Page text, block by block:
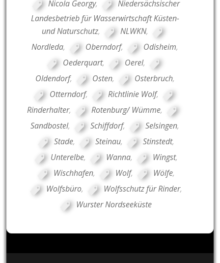
Nicola Georgy,
Niedersächsischer
Landesbetrieb für Wasserwirtschaft Küsten-
und Naturschutz, NLWKN,
Nordleda, Oberndorf, Odisheim,
Oederquart, Oerel,
Oldendorf, Osten, Osterbruch,
Otterndorf, Richtlinie Wolf,
Rinderhalter, Rotenburg/ Wümme,
Sandbostel, Schiffdorf, Selsingen,
Stade, Steinau, Stinstedt,
Unterelbe, Wanna, Wingst,
Wischhafen, Wolf, Wölfe,
Wolfsbüro, Wolfsschutz für Rinder,
Wurster Nordseeküste